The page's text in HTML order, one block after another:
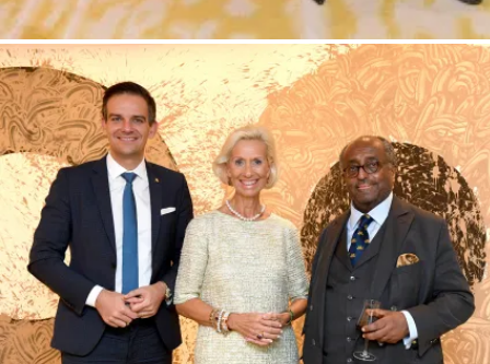
Kristina Tröger (Präsidentin Club europäischer Unternehmerinnen), Dr.
Valerien – Glowacz / Vortrag und Diskussionsabend „Afrika und Europa
europäischer Unternehmerinnen e.V. (CeU) / Hotel Mandarin Oriental /
Schneider-Press / Frank Rollitz